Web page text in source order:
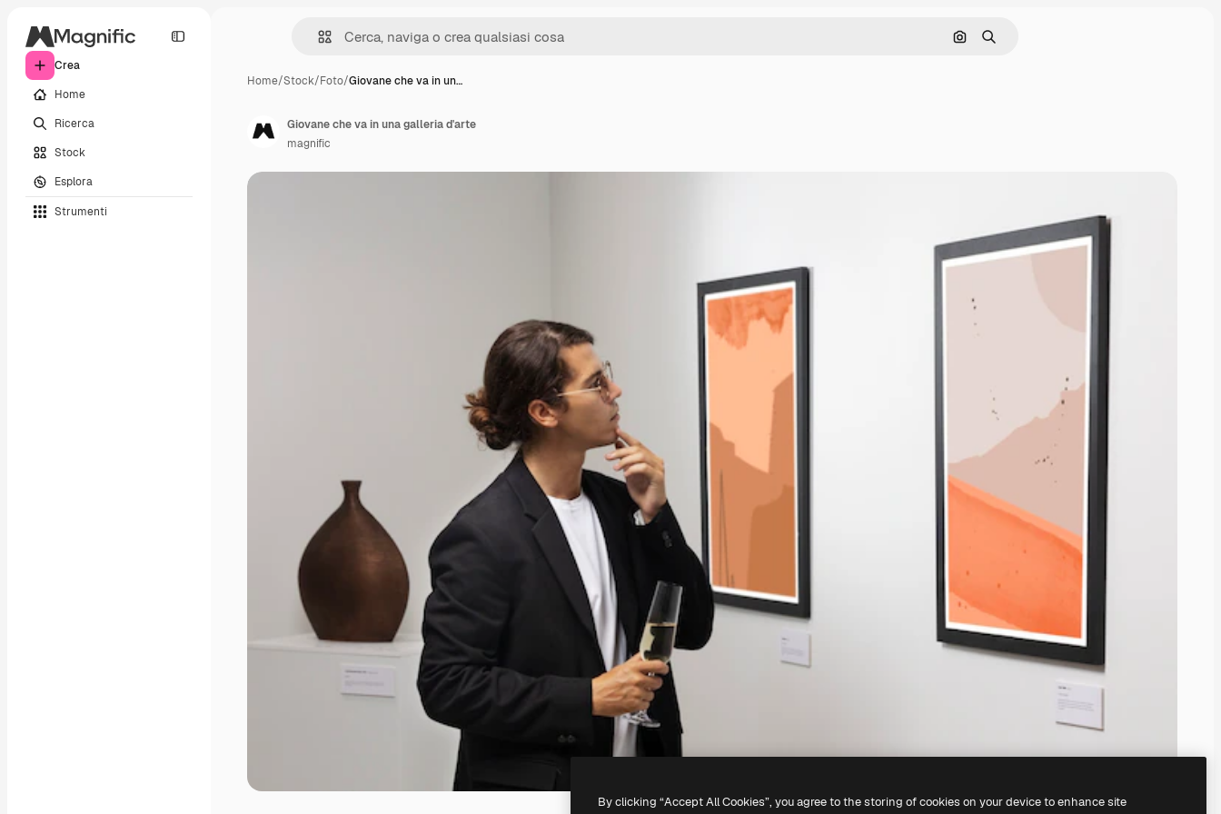
Crea
Home
Ricerca
Stock
Esplora
Strumenti
Cerca per immagine
Ricerca
Home/Stock/Foto/Giovane che va in un…
Giovane che va in una galleria d'arte
magnific
By clicking “Accept All Cookies”, you agree to the storing of cookies on your device to enhance site